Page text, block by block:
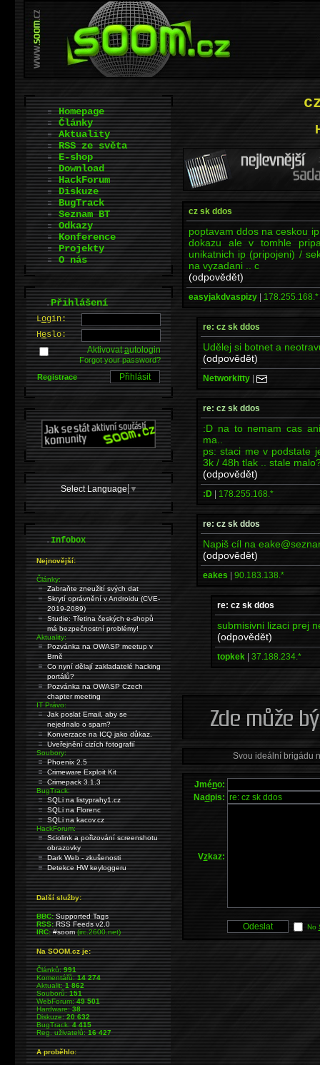
cz sk ddos
poptavam ddos na ceskou
dokazu ale v tomhle
unikatnich ip (pripojeni) /
na vyzadani .. c
(odpovědět)
easyjakdvaspizy | 178.255.168.*
re: cz sk ddos
Udělej si botnet a
(odpovědět)
Networkitty |
re: cz sk ddos
:D na to nemam cas
ma..
ps: staci me v podstate
3k / 48h tlak .. stale
(odpovědět)
:D | 178.255.168.*
re: cz sk ddos
Napiš cíl na
(odpovědět)
eakes | 90.183.138.*
re: cz sk ddos
submisivni lizaci prej
(odpovědět)
topkek | 37.188.234.*
Svou ideální brigádu
Jméno:
Nadpis:
Vzkaz:
No
Homepage
Články
Aktuality
RSS ze světa
E-shop
Download
HackForum
Diskuze
BugTrack
Seznam BT
Odkazy
Konference
Projekty
O nás
.Přihlášení
Login:
Heslo:
Aktivovatautologin
Forgot your password?
Registrace
Select Language ▼
.Infobox
Nejnovější:
Články:
Zabraňte zneužití svých dat
Skrytí oprávnění v Androidu (CVE-
2019-2089)
Studie: Třetina českých e-shopů
má bezpečnostní problémy!
Aktuality:
Pozvánka na OWASP meetup v
Brně
Co nyní dělají zakladatelé hacking
portálů?
Pozvánka na OWASP Czech
chapter meeting
IT Právo:
Jak poslat Email, aby se
nejednalo o spam?
Konverzace na ICQ jako důkaz.
Uveřejnění cizích fotografií
Soubory:
Phoenix 2.5
Crimeware Exploit Kit
Crimepack 3.1.3
BugTrack:
SQLi na listyprahy1.cz
SQLi na Florenc
SQLi na kacov.cz
HackForum:
Sciolink a pořizování screenshotu
obrazovky
Dark Web - zkušenosti
Detekce HW keyloggeru
Další služby:
BBC: Supported Tags
RSS: RSS Feeds v2.0
IRC: #soom(irc.2600.net)
Na SOOM.cz je:
Článků:991
Komentářů:14 274
Aktualit:1 862
Souborů:151
WebForum:49 501
Hardware:38
Diskuze:20 632
BugTrack:4 415
Reg. uživatelů:16 427
A proběhlo: